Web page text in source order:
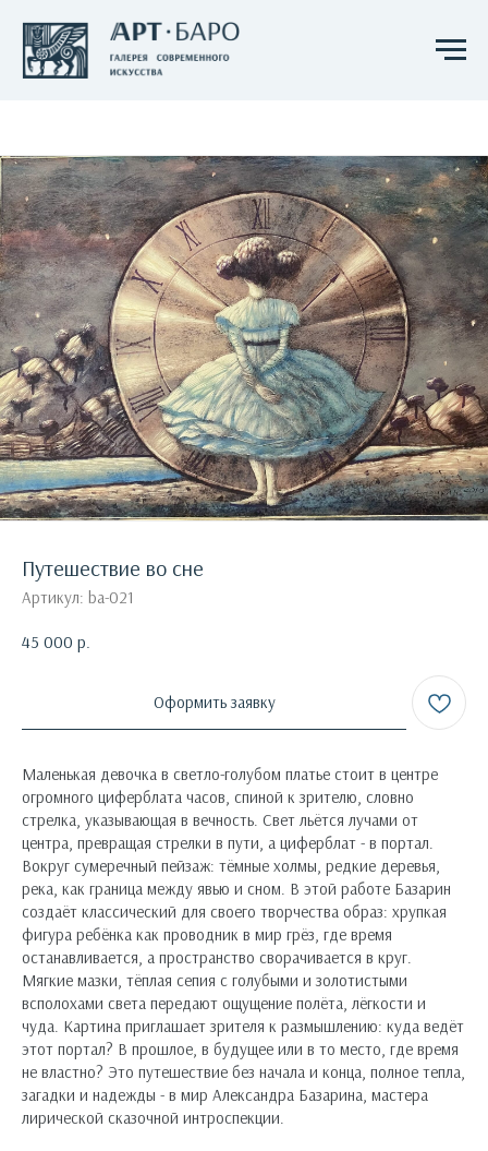
Путешествие во сне
Артикул: ba-021
45 000 р.
Оформить заявку
Маленькая девочка в светло-голубом платье стоит в центре
огромного циферблата часов, спиной к зрителю, словно
стрелка, указывающая в вечность. Свет льётся лучами от
центра, превращая стрелки в пути, а циферблат - в портал.
Вокруг сумеречный пейзаж: тёмные холмы, редкие деревья,
река, как граница между явью и сном. В этой работе Базарин
создаёт классический для своего творчества образ: хрупкая
фигура ребёнка как проводник в мир грёз, где время
останавливается, а пространство сворачивается в круг.
Мягкие мазки, тёплая сепия с голубыми и золотистыми
всполохами света передают ощущение полёта, лёгкости и
чуда. Картина приглашает зрителя к размышлению: куда ведёт
этот портал? В прошлое, в будущее или в то место, где время
не властно? Это путешествие без начала и конца, полное тепла,
загадки и надежды - в мир Александра Базарина, мастера
лирической сказочной интроспекции.